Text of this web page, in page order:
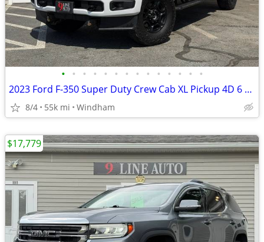
• • • • • • • • • • • • • •
2023 Ford F-350 Super Duty Crew Cab XL Pickup 4D 6 3/4 ft
8/4 55k mi Windham
$17,779